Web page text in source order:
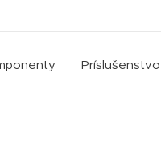
Príslušenstvo